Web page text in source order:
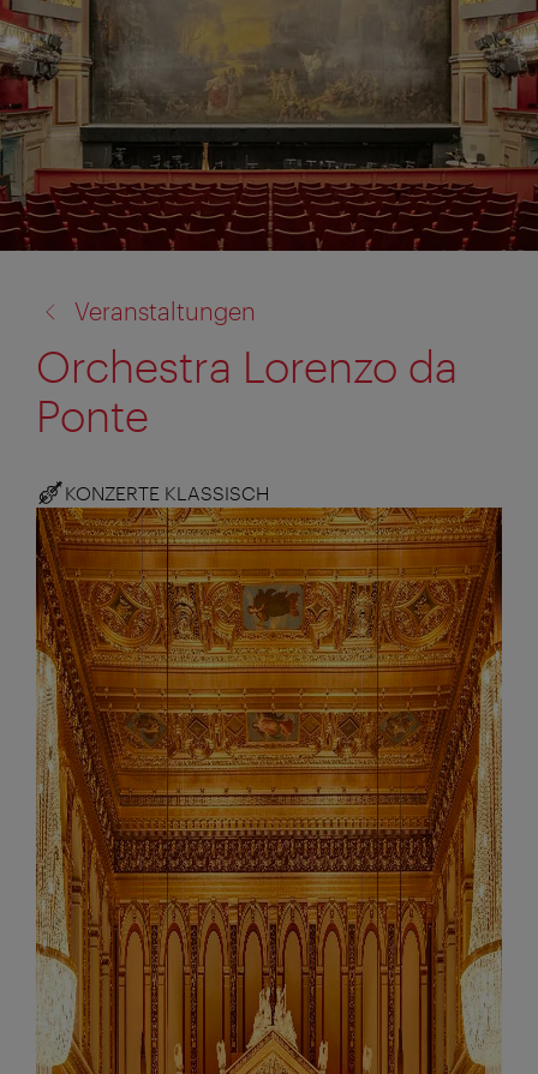
zu:
Veranstaltungen
Orchestra Lorenzo da
Ponte
KONZERTE KLASSISCH